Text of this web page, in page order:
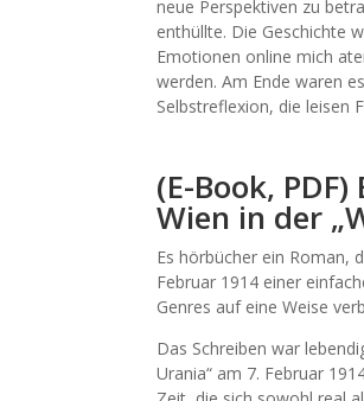
neue Perspektiven zu
enthüllte. Die Geschichte
Emotionen online mich
werden. Am Ende waren
Selbstreflexion, die leisen
(E-Book,
Wien in der
Es hörbücher ein Roman,
Februar 1914 einer
Genres auf eine Weise
Das Schreiben war
Urania“ am 7. Februar